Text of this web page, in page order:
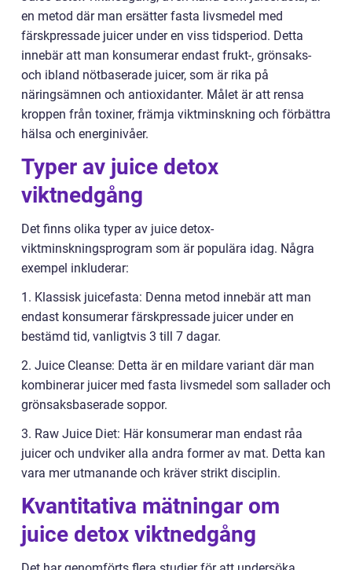
en metod där man ersätter fasta livsmedel med
färskpressade juicer under en viss tidsperiod. Detta
innebär att man konsumerar endast frukt-, grönsaks-
och ibland nötbaserade juicer, som är rika på
näringsämnen och antioxidanter. Målet är att rensa
kroppen från toxiner, främja viktminskning och förbättra
hälsa och energinivåer.
Typer av juice detox
viktnedgång
Det finns olika typer av juice detox-
viktminskningsprogram som är populära idag. Några
exempel inkluderar:
1. Klassisk juicefasta: Denna metod innebär att man
endast konsumerar färskpressade juicer under en
bestämd tid, vanligtvis 3 till 7 dagar.
2. Juice Cleanse: Detta är en mildare variant där man
kombinerar juicer med fasta livsmedel som sallader och
grönsaksbaserade soppor.
3. Raw Juice Diet: Här konsumerar man endast råa
juicer och undviker alla andra former av mat. Detta kan
vara mer utmanande och kräver strikt disciplin.
Kvantitativa mätningar om
juice detox viktnedgång